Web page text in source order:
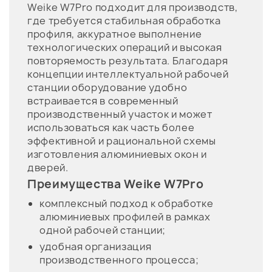
Weike W7Pro подходит для производств,
где требуется стабильная обработка
профиля, аккуратное выполнение
технологических операций и высокая
повторяемость результата. Благодаря
концепции интеллектуальной рабочей
станции оборудование удобно
встраивается в современный
производственный участок и может
использоваться как часть более
эффективной и рациональной схемы
изготовления алюминиевых окон и
дверей.
Преимущества Weike W7Pro
комплексный подход к обработке
алюминиевых профилей в рамках
одной рабочей станции;
удобная организация
производственного процесса;